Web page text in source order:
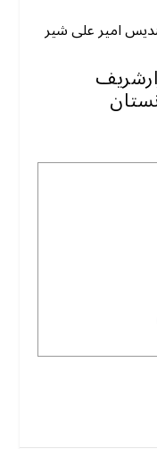
امیر علی شیر